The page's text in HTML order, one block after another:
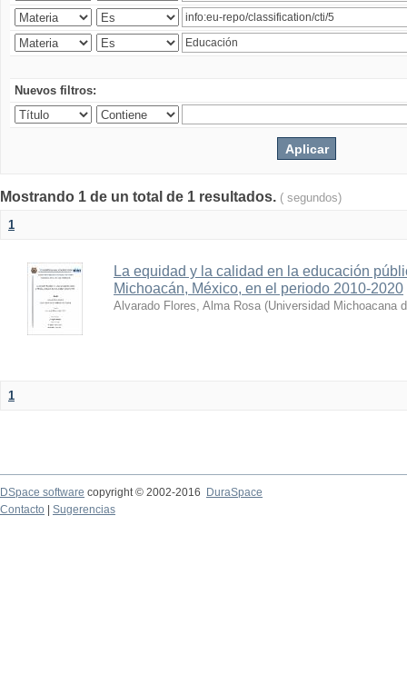
Nuevos filtros:
Mostrando 1 de un total de 1 resultados. ( segundos)
1
La equidad y la calidad en la educación
Michoacán, México, en el periodo 2010-2020
Alvarado Flores, Alma Rosa (Universidad Michoacana
1
DSpace software copyright © 2002-2016
DuraSpace
Contacto
Sugerencias